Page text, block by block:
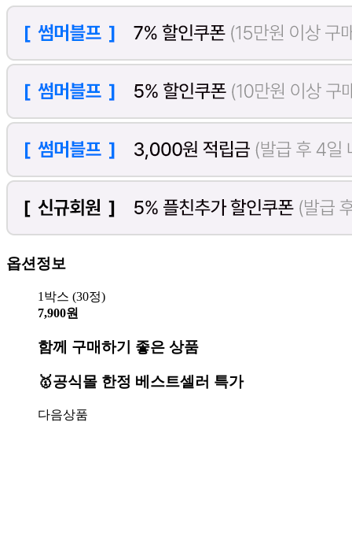
옵션정보
1박스 (30정)
7,900원
함께 구매하기 좋은 상품
🥇공식몰 한정 베스트셀러 특가
다음상품